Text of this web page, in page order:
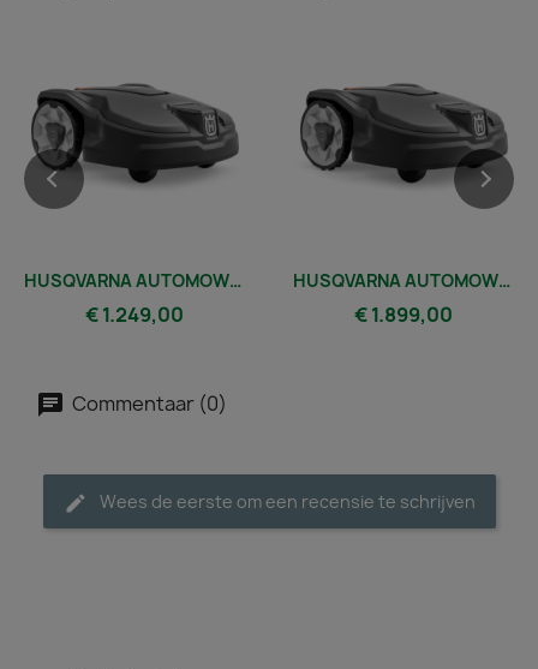
HUSQVARNA AUTOMOWER® 305
€ 1.249,00
HUSQVARNA AUTOMOWER® 315 MARK II
€ 1.899,00
Commentaar (0)
Wees de eerste om een recensie te schrijven